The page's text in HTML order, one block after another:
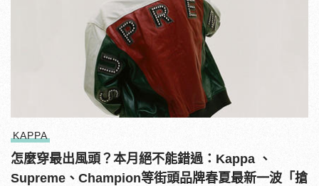
KAPPA
怎麼穿最出風頭？本月絕不能錯過：Kappa 、
Supreme、Champion等街頭品牌春夏最新一波「搶